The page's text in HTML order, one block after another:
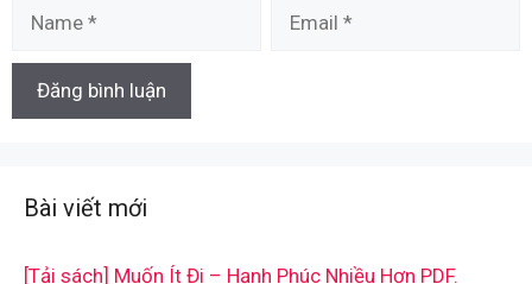
Bài viết mới
[Tải sách] Muốn Ít Đi – Hạnh Phúc Nhiều Hơn PDF.